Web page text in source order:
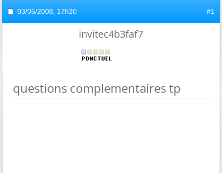
03/05/2008, 17h20 #1
invitec4b3faf7
questions complementaires tp